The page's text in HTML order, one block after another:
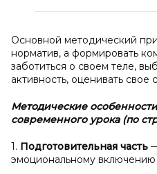
Основной методический
норматив, а формировать
заботиться о своем теле,
активность, оценивать свое
Методические
современного урока (по
1. Подготовительная часть
эмоциональному включению